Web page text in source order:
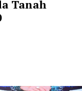
Tanah